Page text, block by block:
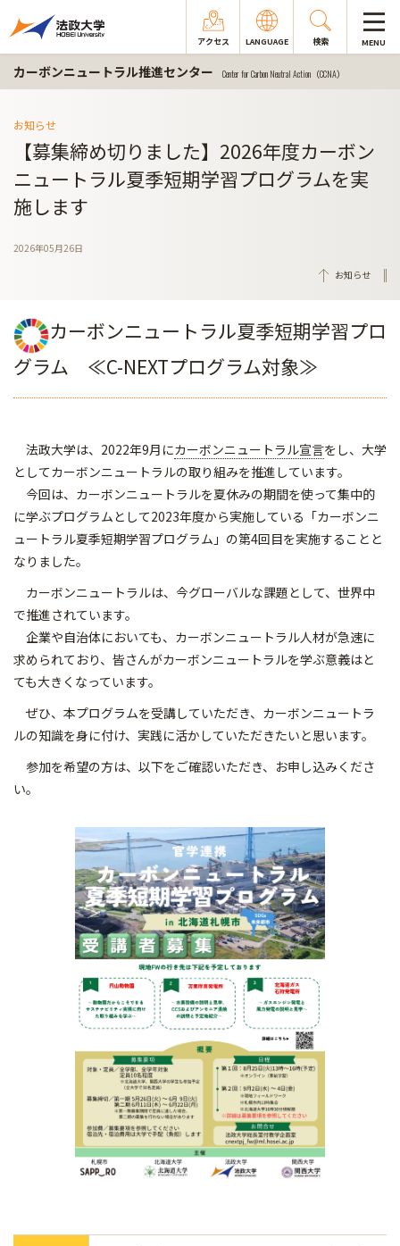
アクセス LANGUAGE 検索 MENU
カーボンニュートラル推進センター Center for Carbon Neutral Action（CCNA）
お知らせ
【募集締め切りました】2026年度カーボン
ニュートラル夏季短期学習プログラムを実
施します
2026年05月26日
お知らせ
カーボンニュートラル夏季短期学習プロ
グラム ≪C-NEXTプログラム対象≫
法政大学は、2022年9月にカーボンニュートラル宣言をし、大学
としてカーボンニュートラルの取り組みを推進しています。
今回は、カーボンニュートラルを夏休みの期間を使って集中的
に学ぶプログラムとして2023年度から実施している「カーボンニ
ュートラル夏季短期学習プログラム」の第4回目を実施することと
なりました。
カーボンニュートラルは、今グローバルな課題として、世界中
で推進されています。
企業や自治体においても、カーボンニュートラル人材が急速に
求められており、皆さんがカーボンニュートラルを学ぶ意義はと
ても大きくなっています。
ぜひ、本プログラムを受講していただき、カーボンニュートラ
ルの知識を身に付け、実践に活かしていただきたいと思います。
参加を希望の方は、以下をご確認いただき、お申し込みくださ
い。